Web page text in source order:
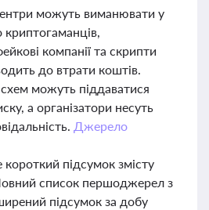
можуть виманювати у
криптогаманців,
компанії та скрипти
до втрати коштів.
можуть піддаватися
а організатори несуть
Джерело
підсумок змісту
список першоджерел з
підсумок за добу